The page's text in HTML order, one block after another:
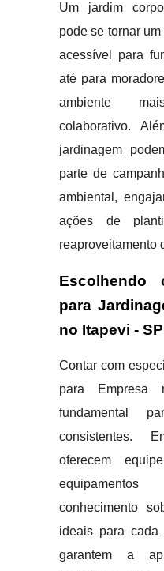
Um jardim
pode se tornar
acessível para
até para
ambiente
colaborativo.
jardinagem
parte de
ambiental,
ações de
reaproveitamento
Escolhendo
para
no Itapevi - SP
Contar com
para
fundamental
consistentes.
oferecem
conhecimento
ideais para cada
garantem a